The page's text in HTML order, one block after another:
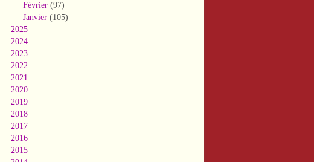
Février (97)
Janvier (105)
2025
2024
2023
2022
2021
2020
2019
2018
2017
2016
2015